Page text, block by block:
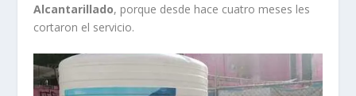
Alcantarillado, porque desde hace cuatro meses les
cortaron el servicio.